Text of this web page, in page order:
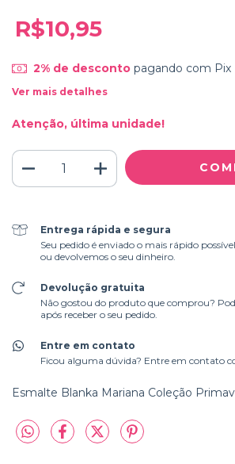
R$10,95
2% de descontopagando com Pix
Ver mais detalhes
Atenção, última unidade!
Entrega rápida e segura
Seu pedido é enviado o mais rápido
ou devolvemos o seu dinheiro.
Devolução gratuita
Não gostou do produto que comprou?
após receber o seu pedido.
Entre em contato
Ficou alguma dúvida? Entre em contato
Esmalte Blanka Mariana Coleção